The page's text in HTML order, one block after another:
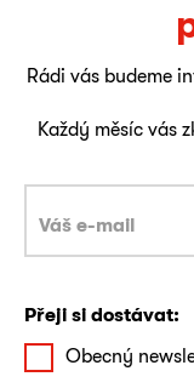
Rádi vás budeme
Každý měsíc vás
Přeji si dostávat:
Obecný